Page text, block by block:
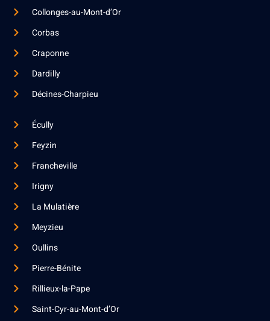
Collonges-au-Mont-d’Or
Corbas
Craponne
Dardilly
Décines-Charpieu
Écully
Feyzin
Francheville
Irigny
La Mulatière
Meyzieu
Oullins
Pierre-Bénite
Rillieux-la-Pape
Saint-Cyr-au-Mont-d’Or